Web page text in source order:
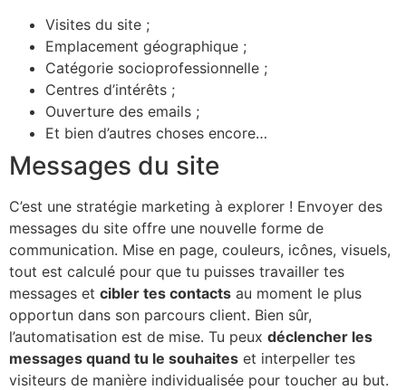
Visites du site ;
Emplacement géographique ;
Catégorie socioprofessionnelle ;
Centres d’intérêts ;
Ouverture des emails ;
Et bien d’autres choses encore…
Messages du site
C’est une stratégie marketing à explorer ! Envoyer des
messages du site offre une nouvelle forme de
communication. Mise en page, couleurs, icônes, visuels,
tout est calculé pour que tu puisses travailler tes
messages et cibler tes contacts au moment le plus
opportun dans son parcours client. Bien sûr,
l’automatisation est de mise. Tu peux déclencher les
messages quand tu le souhaites et interpeller tes
visiteurs de manière individualisée pour toucher au but.